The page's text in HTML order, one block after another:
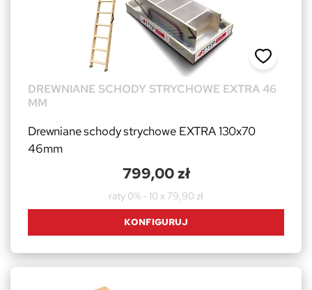
DREWNIANE SCHODY STRYCHOWE EXTRA 46
MM
Drewniane schody strychowe EXTRA 130x70
46mm
799,00 zł
raty 0% - 10 x 79,90 zł
KONFIGURUJ